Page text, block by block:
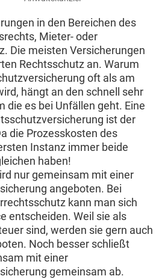
in den Bereichen des
Mieter- oder
Die meisten Versicherungen
Rechtsschutz an. Warum
oft als am
hängt an den schnell sehr
die es bei Unfällen geht. Eine
ist der
die Prozesskosten des
Instanz immer beide
haben!
nur gemeinsam mit einer
angeboten. Bei
kann man sich
entscheiden. Weil sie als
sind, werden sie gern auch
Noch besser schließt
mit einer
gemeinsam ab.